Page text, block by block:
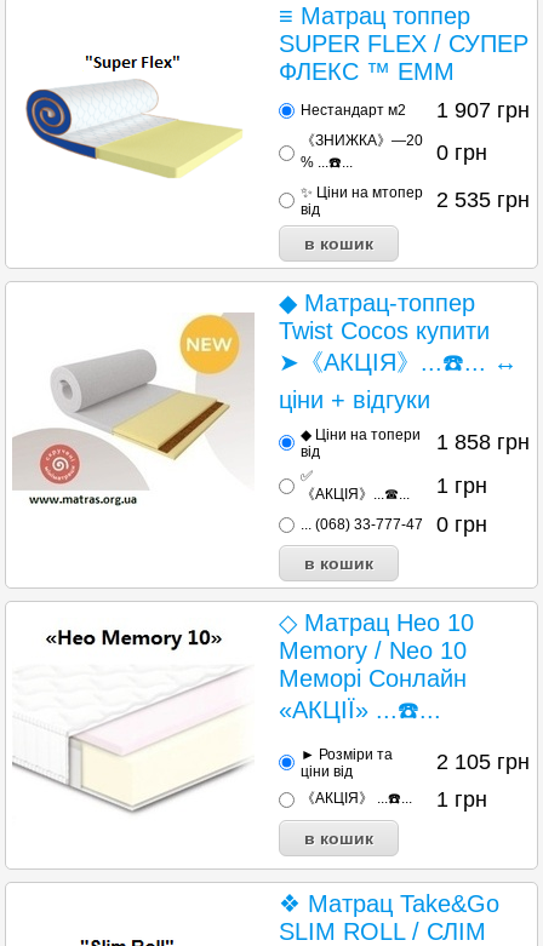
≡ Матрац топпер
SUPER FLEX / СУПЕР
ФЛЕКС ™ EMM
Нестандарт м2 1 907 грн
《ЗНИЖКА》—20
% ...☎️...
0 грн
✨ Ціни на мтопер
від
2 535 грн
◆ Матрац-топпер
Twist Cocos купити
➤《АКЦІЯ》...☎️... ↔
ціни + відгуки
◆ Ціни на топери
від
1 858 грн
✅
《АКЦІЯ》...☎...
1 грн
... (068) 33-777-47 0 грн
◇ Матрац Нео 10
Memory / Neo 10
Меморі Сонлайн
«АКЦІЇ» ...☎️...
► Розміри та
ціни від
2 105 грн
《АКЦІЯ》 ...☎️... 1 грн
❖ Матрац Take&Go
SLIM ROLL / СЛІМ